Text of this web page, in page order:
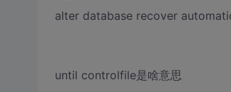
alter database recover
until controlfile是啥意思